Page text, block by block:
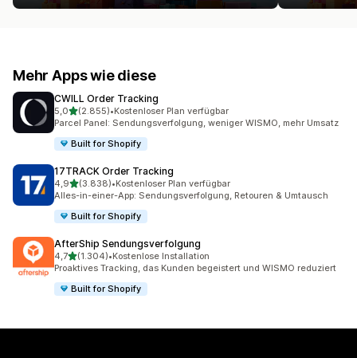
Mehr Apps wie diese
CWILL Order Tracking
5,0von 5 Sternen
(2.855)
2855 Rezensionen insgesamt
•Kostenloser Plan verfügbar
Parcel Panel: Sendungsverfolgung, weniger WISMO, mehr Umsatz
Built for Shopify
17TRACK Order Tracking
4,9von 5 Sternen
(3.838)
3838 Rezensionen insgesamt
•Kostenloser Plan verfügbar
Alles-in-einer-App: Sendungsverfolgung, Retouren & Umtausch
Built for Shopify
AfterShip Sendungsverfolgung
4,7von 5 Sternen
(1.304)
1304 Rezensionen insgesamt
•Kostenlose Installation
Proaktives Tracking, das Kunden begeistert und WISMO reduziert
Built for Shopify